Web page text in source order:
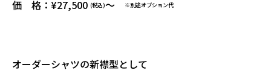
価 格：¥27,500 (税込)～ ※別途オプション代
オーダーシャツの新襟型として